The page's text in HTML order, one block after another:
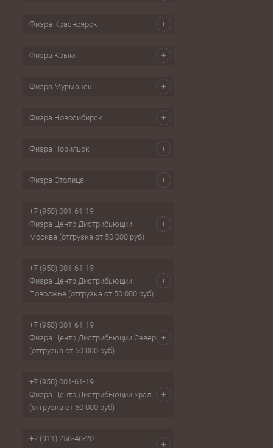
Физра Красноярск
Физра Крым
Физра Мурманск
Физра Новосибирск
Физра Норильск
Физра Столица
+7 (950) 001-61-19
Физра Центр Дистрибьюции
Москва (отгрузка от 50 000 руб)
+7 (950) 001-61-19
Физра Центр Дистрибьюции
Поволжье (отгрузка от 50 000 руб)
+7 (950) 001-61-19
Физра Центр Дистрибьюции Север
(отгрузка от 50 000 руб)
+7 (950) 001-61-19
Физра Центр Дистрибьюции Урал
(отгрузка от 50 000 руб)
+7 (911) 256-46-20